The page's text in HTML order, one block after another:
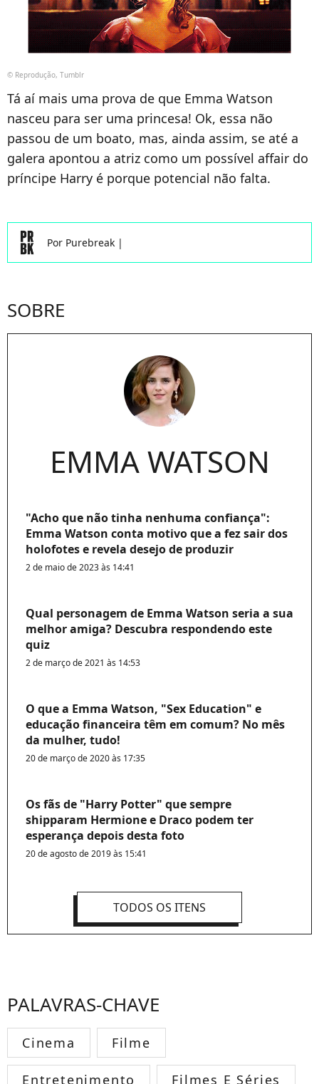
© Reprodução, Tumblr
Tá aí mais uma prova de que Emma Watson
nasceu para ser uma princesa! Ok, essa não
passou de um boato, mas, ainda assim, se até a
galera apontou a atriz como um possível affair do
príncipe Harry é porque potencial não falta.
Por Purebreak |
SOBRE
EMMA WATSON
"Acho que não tinha nenhuma confiança":
Emma Watson conta motivo que a fez sair dos
holofotes e revela desejo de produzir
2 de maio de 2023 às 14:41
Qual personagem de Emma Watson seria a sua
melhor amiga? Descubra respondendo este
quiz
2 de março de 2021 às 14:53
O que a Emma Watson, "Sex Education" e
educação financeira têm em comum? No mês
da mulher, tudo!
20 de março de 2020 às 17:35
Os fãs de "Harry Potter" que sempre
shipparam Hermione e Draco podem ter
esperança depois desta foto
20 de agosto de 2019 às 15:41
TODOS OS ITENS
PALAVRAS-CHAVE
Cinema Filme
Entretenimento Filmes E Séries